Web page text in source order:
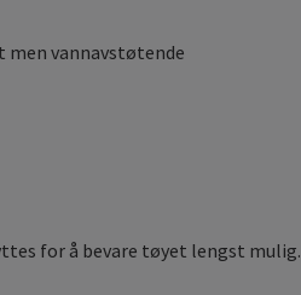
vannavstøtende
for å bevare tøyet lengst mulig.